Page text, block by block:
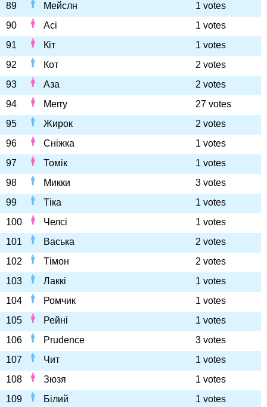
89
Мейслн
1 votes
90
Асі
1 votes
91
Кіт
1 votes
92
Кот
2 votes
93
Аза
2 votes
94
Merry
27 votes
95
Жирок
2 votes
96
Сніжка
1 votes
97
Томік
1 votes
98
Микки
3 votes
99
Тіка
1 votes
100
Челсі
1 votes
101
Васька
2 votes
102
Тімон
2 votes
103
Лаккі
1 votes
104
Ромчик
1 votes
105
Рейні
1 votes
106
Prudence
3 votes
107
Чит
1 votes
108
Зюзя
1 votes
109
Білий
1 votes